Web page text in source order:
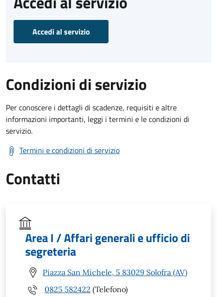
Accedi al servizio
Condizioni di servizio
Per conoscere i dettagli di scadenze, requisiti e altre
informazioni importanti, leggi i termini e le condizioni di
servizio.
Termini e condizioni di servizio
Contatti
Area I / Affari generali e ufficio di
segreteria
Piazza San Michele, 5 83029 Solofra (AV)
0825 582422 (Telefono)